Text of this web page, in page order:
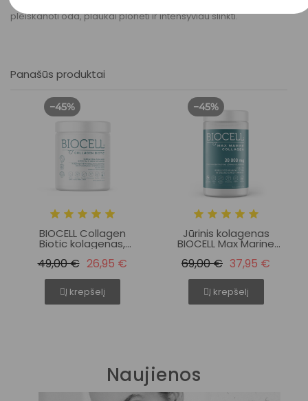
pleiskanoti oda, plaukai plonėti ir intensyviau slinkti.
Panašūs produktai
−45%
BIOCELL Collagen
Biotic kolagenas,
sveikai odai,
plaukams, žarnynui
49,00 € 26,95 €
Į krepšelį
−45%
Jūrinis kolagenas
BIOCELL Max Marine
69,00 € 37,95 €
Į krepšelį
Naujienos